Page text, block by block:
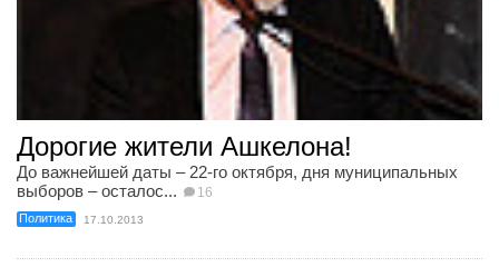
Дорогие жители Ашкелона!
До важнейшей даты – 22-го октября, дня муниципальных
выборов – осталос...
16
Политика 17.10.2013